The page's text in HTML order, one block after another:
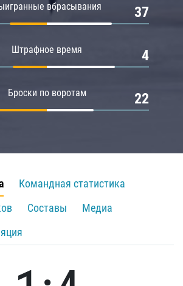
вбрасывания 37
Штрафное время 4
Броски по воротам 22
Командная статистика
Составы
Медиа